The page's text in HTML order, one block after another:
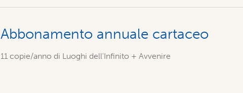
Abbonamento annuale cartaceo
11 copie/anno di Luoghi dell'Infinito + Avvenire